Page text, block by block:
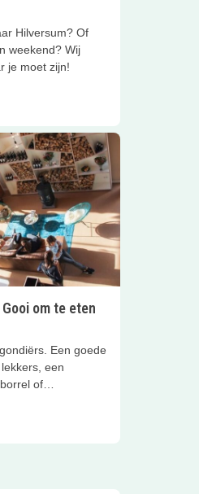
Hilversum? Of
weekend? Wij
je moet zijn!
om te eten
Een goede
een
of
moet in ieder geval
wat te beleven